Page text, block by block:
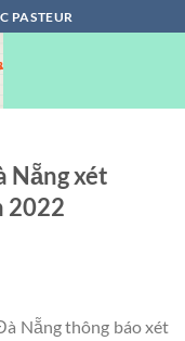
PASTEUR
Nẵng xét
2022
Nẵng thông báo xét